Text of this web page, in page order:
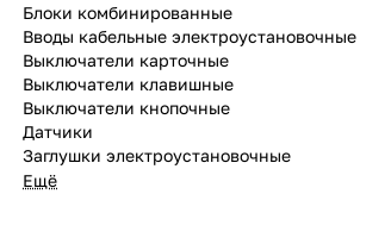
Блоки комбинированные
Вводы кабельные электроустановочные
Выключатели карточные
Выключатели клавишные
Выключатели кнопочные
Датчики
Заглушки электроустановочные
Ещё